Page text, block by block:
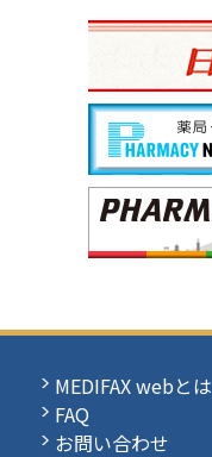
MEDIFAX webとは
FAQ
お問い合わせ